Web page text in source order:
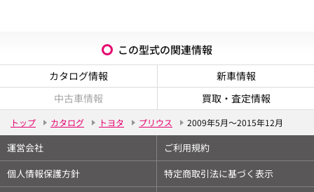
この型式の関連情報
カタログ情報
新車情報
中古車情報
買取・査定情報
トップ カタログ トヨタ プリウス 2009年5月～2015年12月
運営会社
ご利用規約
個人情報保護方針
特定商取引法に基づく表示